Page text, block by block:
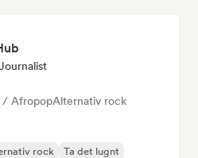
/ AfropopAlternativ rock
rock
Ta det lugnt